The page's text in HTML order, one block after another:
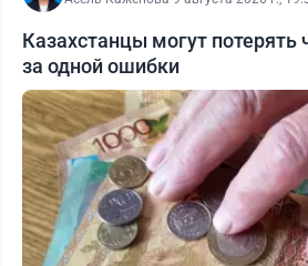
Казахстанцы могут потерять
за одной ошибки